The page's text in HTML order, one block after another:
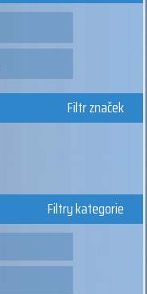
Filtr značek
Filtry kategorie